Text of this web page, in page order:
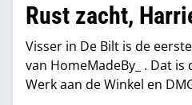
Rust zacht,
Visser in De Bilt is de
van HomeMadeBy_ . Dat is
Werk aan de Winkel en